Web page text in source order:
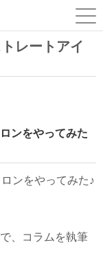
レートアイ
ンをやってみた
、コラムを執筆